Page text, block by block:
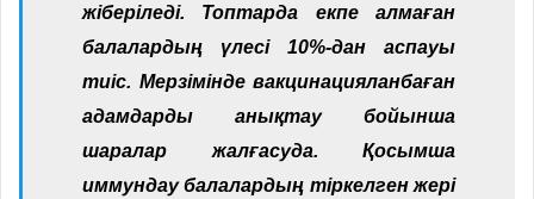
жіберіледі. Топтарда екпе алмаған
балалардың үлесі 10%-дан аспауы
тиіс. Мерзімінде вакцинацияланбаған
адамдарды анықтау бойынша
шаралар жалғасуда. Қосымша
иммундау балалардың тіркелген жері